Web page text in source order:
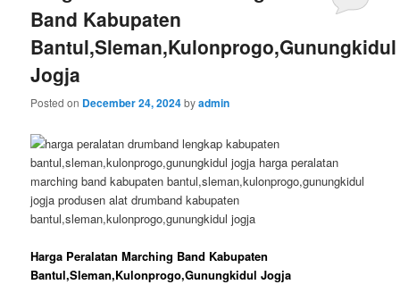
Band Kabupaten
Bantul,Sleman,Kulonprogo,Gunungkidul
Jogja
Posted on December 24, 2024byadmin
Harga Peralatan Marching Band Kabupaten
Bantul,Sleman,Kulonprogo,Gunungkidul Jogja